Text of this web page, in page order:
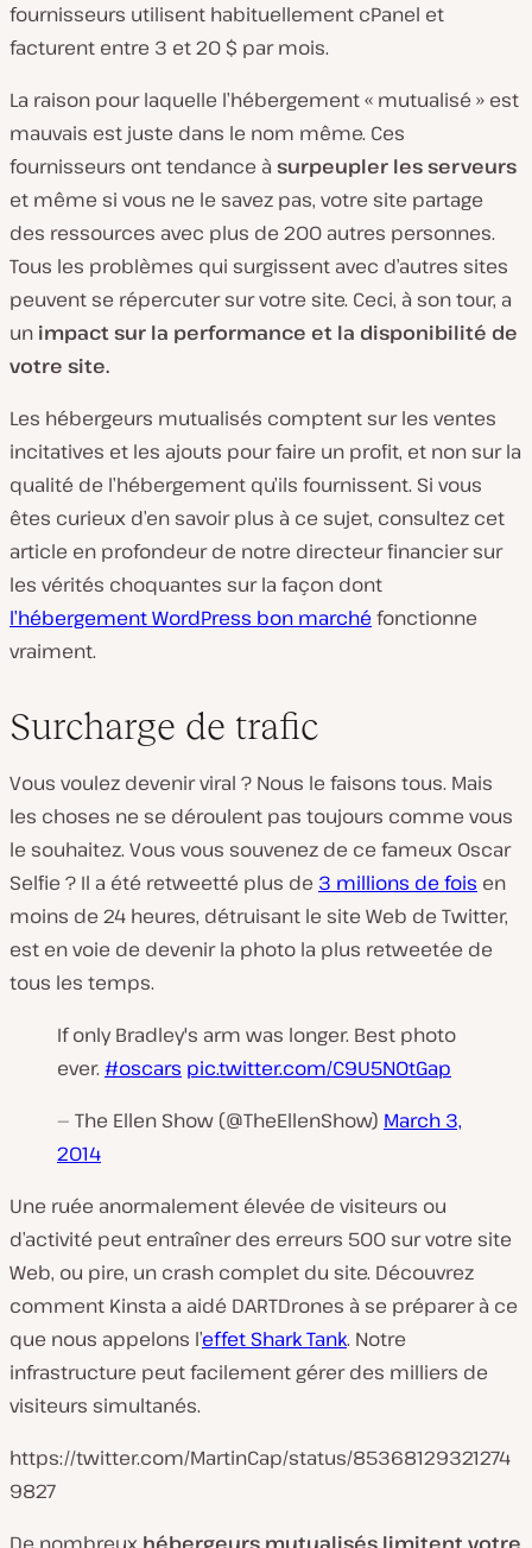
fournisseurs utilisent habituellement cPanel et
facturent entre 3 et 20 $ par mois.
La raison pour laquelle l’hébergement « mutualisé » est
mauvais est juste dans le nom même. Ces
fournisseurs ont tendance à surpeupler les serveurs
et même si vous ne le savez pas, votre site partage
des ressources avec plus de 200 autres personnes.
Tous les problèmes qui surgissent avec d’autres sites
peuvent se répercuter sur votre site. Ceci, à son tour, a
un impact sur la performance et la disponibilité de
votre site.
Les hébergeurs mutualisés comptent sur les ventes
incitatives et les ajouts pour faire un profit, et non sur la
qualité de l’hébergement qu’ils fournissent. Si vous
êtes curieux d’en savoir plus à ce sujet, consultez cet
article en profondeur de notre directeur financier sur
les vérités choquantes sur la façon dont
l’hébergement WordPress bon marché fonctionne
vraiment.
Surcharge de trafic
Vous voulez devenir viral ? Nous le faisons tous. Mais
les choses ne se déroulent pas toujours comme vous
le souhaitez. Vous vous souvenez de ce fameux Oscar
Selfie ? Il a été retweetté plus de 3 millions de fois en
moins de 24 heures, détruisant le site Web de Twitter,
est en voie de devenir la photo la plus retweetée de
tous les temps.
If only Bradley's arm was longer. Best photo
ever. #oscars pic.twitter.com/C9U5NOtGap
— The Ellen Show (@TheEllenShow) March 3,
2014
Une ruée anormalement élevée de visiteurs ou
d’activité peut entraîner des erreurs 500 sur votre site
Web, ou pire, un crash complet du site. Découvrez
comment Kinsta a aidé DARTDrones à se préparer à ce
que nous appelons l’effet Shark Tank. Notre
infrastructure peut facilement gérer des milliers de
visiteurs simultanés.
https://twitter.com/MartinCap/status/85368129321274
9827